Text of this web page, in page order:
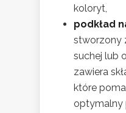
koloryt,
podkład
stworzony
suchej lub
zawiera
które
optymalny